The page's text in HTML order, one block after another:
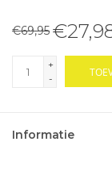
€69,95
+
-
Informatie